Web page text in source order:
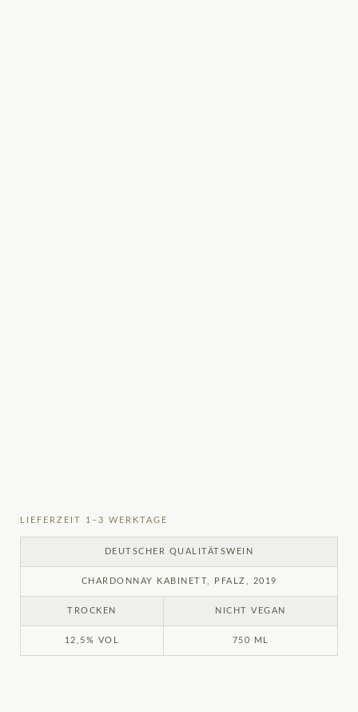
LIEFERZEIT 1–3 WERKTAGE
DEUTSCHER QUALITÄTSWEIN
CHARDONNAY KABINETT, PFALZ, 2019
TROCKEN NICHT VEGAN
12,5% VOL 750 ML